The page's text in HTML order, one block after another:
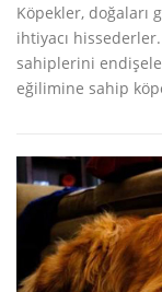
Köpekler, doğaları
ihtiyacı
sahiplerini
eğilimine sahip